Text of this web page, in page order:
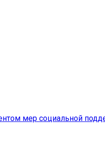
мер социальной